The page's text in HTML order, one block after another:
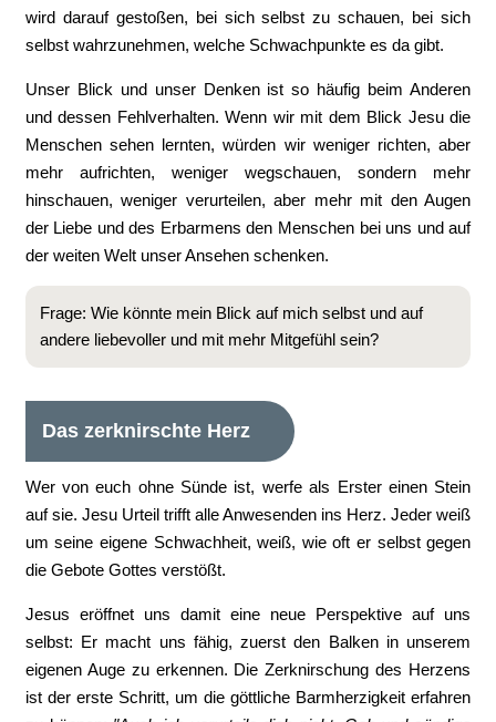
wird darauf gestoßen, bei sich selbst zu schauen, bei sich
selbst wahrzunehmen, welche Schwachpunkte es da gibt.
Unser Blick und unser Denken ist so häufig beim Anderen
und dessen Fehlverhalten. Wenn wir mit dem Blick Jesu die
Menschen sehen lernten, würden wir weniger richten, aber
mehr aufrichten, weniger wegschauen, sondern mehr
hinschauen, weniger verurteilen, aber mehr mit den Augen
der Liebe und des Erbarmens den Menschen bei uns und auf
der weiten Welt unser Ansehen schenken.
Frage: Wie könnte mein Blick auf mich selbst und auf
andere liebevoller und mit mehr Mitgefühl sein?
Das zerknirschte Herz
Wer von euch ohne Sünde ist, werfe als Erster einen Stein
auf sie. Jesu Urteil trifft alle Anwesenden ins Herz. Jeder weiß
um seine eigene Schwachheit, weiß, wie oft er selbst gegen
die Gebote Gottes verstößt.
Jesus eröffnet uns damit eine neue Perspektive auf uns
selbst: Er macht uns fähig, zuerst den Balken in unserem
eigenen Auge zu erkennen. Die Zerknirschung des Herzens
ist der erste Schritt, um die göttliche Barmherzigkeit erfahren